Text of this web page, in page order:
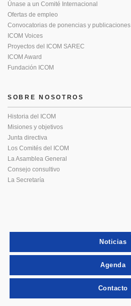
Únase a un Comité Internacional
Ofertas de empleo
Convocatorias de ponencias y publicaciones
ICOM Voices
Proyectos del ICOM SAREC
ICOM Award
Fundación ICOM
SOBRE NOSOTROS
Historia del ICOM
Misiones y objetivos
Junta directiva
Los Comités del ICOM
La Asamblea General
Consejo consultivo
La Secretaría
Noticias
Agenda
Contacto